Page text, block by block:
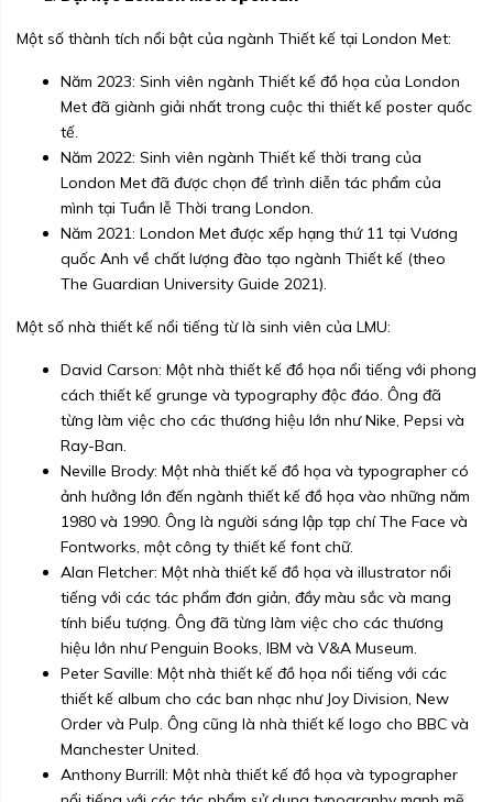
Một số thành tích nổi bật của ngành Thiết kế tại London Met:
Năm 2023: Sinh viên ngành Thiết kế đồ họa của London
Met đã giành giải nhất trong cuộc thi thiết kế poster quốc
tế.
Năm 2022: Sinh viên ngành Thiết kế thời trang của
London Met đã được chọn để trình diễn tác phẩm của
mình tại Tuần lễ Thời trang London.
Năm 2021: London Met được xếp hạng thứ 11 tại Vương
quốc Anh về chất lượng đào tạo ngành Thiết kế (theo
The Guardian University Guide 2021).
Một số nhà thiết kế nổi tiếng từ là sinh viên của LMU:
David Carson: Một nhà thiết kế đồ họa nổi tiếng với phong
cách thiết kế grunge và typography độc đáo. Ông đã
từng làm việc cho các thương hiệu lớn như Nike, Pepsi và
Ray-Ban.
Neville Brody: Một nhà thiết kế đồ họa và typographer có
ảnh hưởng lớn đến ngành thiết kế đồ họa vào những năm
1980 và 1990. Ông là người sáng lập tạp chí The Face và
Fontworks, một công ty thiết kế font chữ.
Alan Fletcher: Một nhà thiết kế đồ họa và illustrator nổi
tiếng với các tác phẩm đơn giản, đầy màu sắc và mang
tính biểu tượng. Ông đã từng làm việc cho các thương
hiệu lớn như Penguin Books, IBM và V&A Museum.
Peter Saville: Một nhà thiết kế đồ họa nổi tiếng với các
thiết kế album cho các ban nhạc như Joy Division, New
Order và Pulp. Ông cũng là nhà thiết kế logo cho BBC và
Manchester United.
Anthony Burrill: Một nhà thiết kế đồ họa và typographer